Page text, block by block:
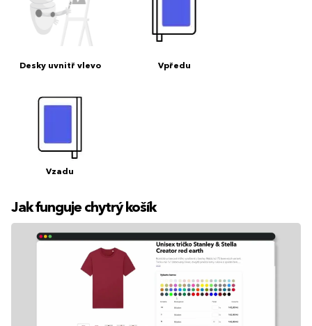
Desky uvnitř vlevo Vpředu
Vzadu
Jak funguje chytrý košík